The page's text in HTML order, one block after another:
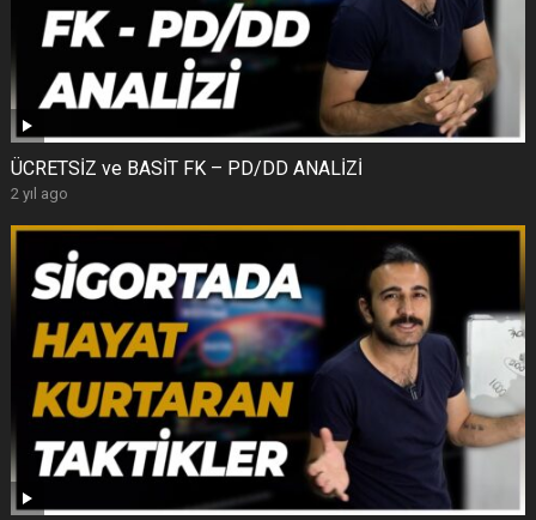
ÜCRETSİZ ve BASİT FK – PD/DD ANALİZİ
2 yıl ago